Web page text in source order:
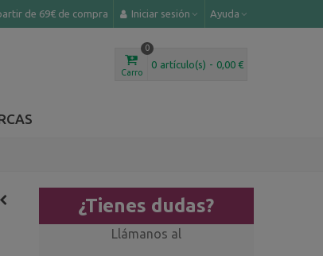
de 69€ de compra Iniciar sesión Ayuda
Carro
0
0 artículo(s) - 0,00 €
¿Tienes dudas?
Llámanos al